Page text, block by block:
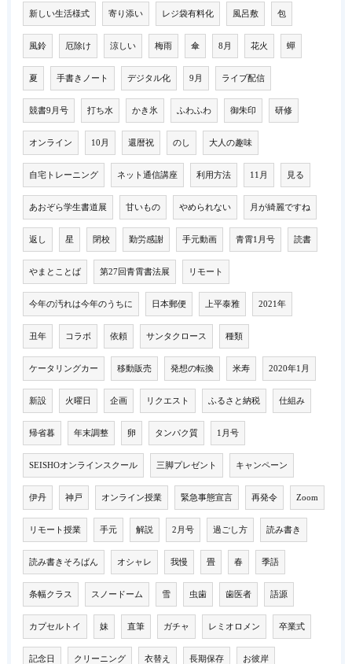
新しい生活様式 寄り添い レジ袋有料化 風呂敷 包
風鈴 厄除け 涼しい 梅雨 傘 8月 花火 蟬
夏 手書きノート デジタル化 9月 ライブ配信
競書9月号 打ち水 かき氷 ふわふわ 御朱印 研修
オンライン 10月 還暦祝 のし 大人の趣味
自宅トレーニング ネット通信講座 利用方法 11月 見る
あおぞら学生書道展 甘いもの やめられない 月が綺麗ですね
返し 星 閉校 勤労感謝 手元動画 青霄1月号 読書
やまとことば 第27回青霄書法展 リモート
今年の汚れは今年のうちに 日本郵便 上平泰雅 2021年
丑年 コラボ 依頼 サンタクロース 種類
ケータリングカー 移動販売 発想の転換 米寿 2020年1月
新設 火曜日 企画 リクエスト ふるさと納税 仕組み
帰省暮 年末調整 卵 タンパク質 1月号
SEISHOオンラインスクール 三脚プレゼント キャンペーン
伊丹 神戸 オンライン授業 緊急事態宣言 再発令 Zoom
リモート授業 手元 解説 2月号 過ごし方 読み書き
読み書きそろばん オシャレ 我慢 畳 春 季語
条幅クラス スノードーム 雪 虫歯 歯医者 語源
カプセルトイ 妹 直筆 ガチャ レミオロメン 卒業式
記念日 クリーニング 衣替え 長期保存 お彼岸